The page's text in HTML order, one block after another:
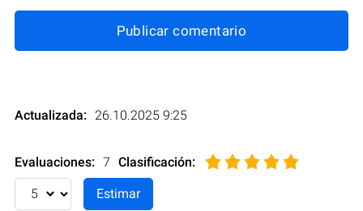
Publicar comentario
Actualizada: 26.10.2025 9:25
Evaluaciones: 7 Clasificación: